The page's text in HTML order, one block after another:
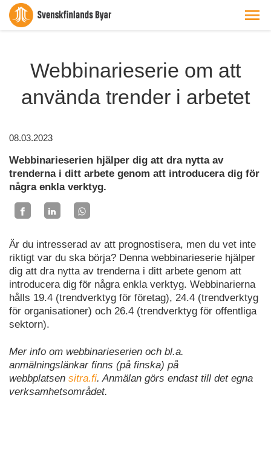
Webbinarieserie om att
använda trender i arbetet
08.03.2023
Webbinarieserien hjälper dig att dra nytta av
trenderna i ditt arbete genom att introducera dig för
några enkla verktyg.
Är du intresserad av att prognostisera, men du vet inte
riktigt var du ska börja? Denna webbinarieserie hjälper
dig att dra nytta av trenderna i ditt arbete genom att
introducera dig för några enkla verktyg. Webbinarierna
hålls 19.4 (trendverktyg för företag), 24.4 (trendverktyg
för organisationer) och 26.4 (trendverktyg för offentliga
sektorn).
Mer info om webbinarieserien och bl.a.
anmälningslänkar finns (på finska) på
webbplatsen sitra.fi. Anmälan görs endast till det egna
verksamhetsområdet.